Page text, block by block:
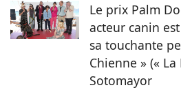
Le prix Palm
acteur canin
sa touchante
Chienne » («
Sotomayor